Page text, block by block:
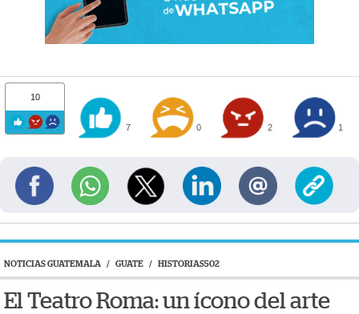
10
7 0 2 1
NOTICIAS GUATEMALA / GUATE / HISTORIAS502
El Teatro Roma: un ícono del arte